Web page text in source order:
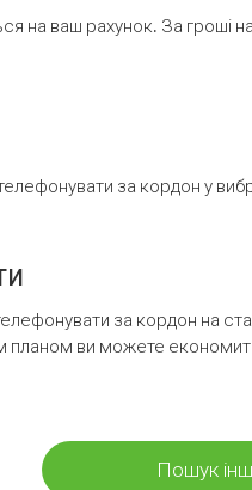
на ваш рахунок. За гроші
за кордон у
за кордон на
ви можете
Пошук